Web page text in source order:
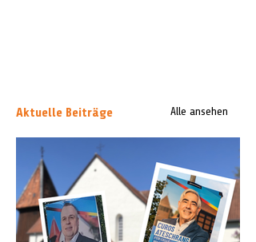
Aktuelle Beiträge Alle ansehen